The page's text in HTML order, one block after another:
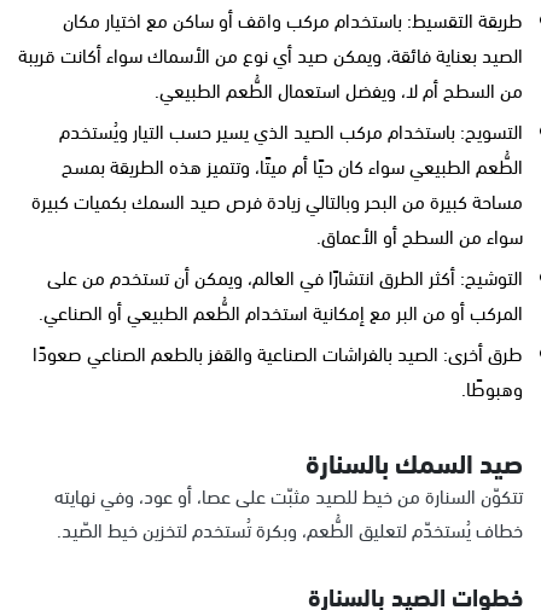
طريقة التقسيط: باستخدام مركب واقف أو ساكن مع اختيار مكان
الصيد بعناية فائقة، ويمكن صيد أي نوع من الأسماك سواء أكانت قريبة
من السطح أم لا، ويفضل استعمال الطُّعم الطبيعي.
التسويح: باستخدام مركب الصيد الذي يسير حسب التيار ويُستخدم
الطُّعم الطبيعي سواء كان حيًا أم ميتًا، وتتميز هذه الطريقة بمسح
مساحة كبيرة من البحر وبالتالي زيادة فرص صيد السمك بكميات كبيرة
سواء من السطح أو الأعماق.
التوشيح: أكثر الطرق انتشارًا في العالم، ويمكن أن تستخدم من على
المركب أو من البر مع إمكانية استخدام الطُّعم الطبيعي أو الصناعي.
طرق أخرى: الصيد بالفراشات الصناعية والقفز بالطعم الصناعي صعودًا
وهبوطًا.
صيد السمك بالسنارة
تتكوّن السنارة من خيط للصيد مثبّت على عصا، أو عود، وفي نهايته
خطاف يُستخدّم لتعليق الطُّعم، وبكرة تُستخدم لتخزين خيط الصّيد.
خطوات الصيد بالسنارة